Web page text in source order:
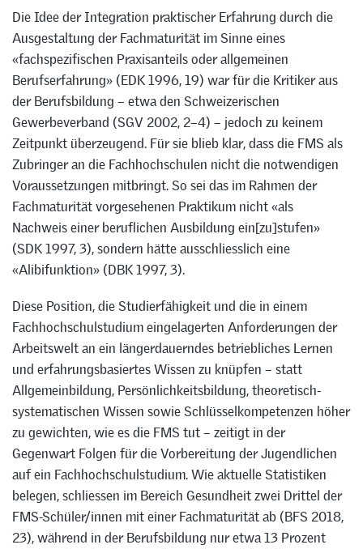
Die Idee der Integration praktischer Erfahrung durch die
Ausgestaltung der Fachmaturität im Sinne eines
«fachspezifischen Praxisanteils oder allgemeinen
Berufserfahrung» (EDK 1996, 19) war für die Kritiker aus
der Berufsbildung – etwa den Schweizerischen
Gewerbeverband (SGV 2002, 2–4) – jedoch zu keinem
Zeitpunkt überzeugend. Für sie blieb klar, dass die FMS als
Zubringer an die Fachhochschulen nicht die notwendigen
Voraussetzungen mitbringt. So sei das im Rahmen der
Fachmaturität vorgesehenen Praktikum nicht «als
Nachweis einer beruflichen Ausbildung ein[zu]stufen»
(SDK 1997, 3), sondern hätte ausschliesslich eine
«Alibifunktion» (DBK 1997, 3).
Diese Position, die Studierfähigkeit und die in einem
Fachhochschulstudium eingelagerten Anforderungen der
Arbeitswelt an ein längerdauerndes betriebliches Lernen
und erfahrungsbasiertes Wissen zu knüpfen – statt
Allgemeinbildung, Persönlichkeitsbildung, theoretisch-
systematischen Wissen sowie Schlüsselkompetenzen höher
zu gewichten, wie es die FMS tut – zeitigt in der
Gegenwart Folgen für die Vorbereitung der Jugendlichen
auf ein Fachhochschulstudium. Wie aktuelle Statistiken
belegen, schliessen im Bereich Gesundheit zwei Drittel der
FMS-Schüler/innen mit einer Fachmaturität ab (BFS 2018,
23), während in der Berufsbildung nur etwa 13 Prozent